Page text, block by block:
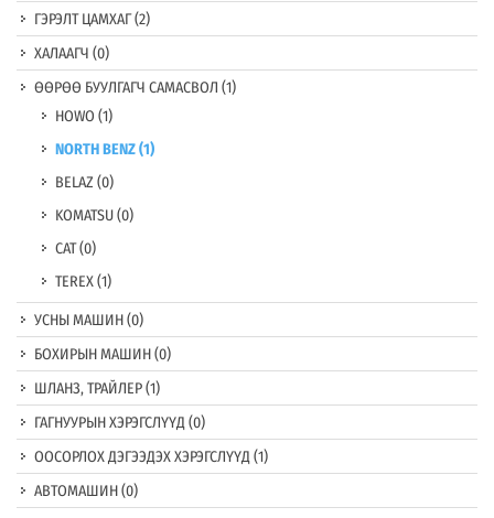
ГЭРЭЛТ ЦАМХАГ(2)
ХАЛААГЧ (0)
ӨӨРӨӨ БУУЛГАГЧ САМАСВОЛ (1)
HOWO (1)
NORTH BENZ(1)
BELAZ (0)
KOMATSU(0)
CAT(0)
TEREX(1)
УСНЫ МАШИН(0)
БОХИРЫН МАШИН(0)
ШЛАНЗ, ТРАЙЛЕР(1)
ГАГНУУРЫН ХЭРЭГСЛҮҮД(0)
ООСОРЛОХ ДЭГЭЭДЭХ ХЭРЭГСЛҮҮД(1)
АВТОМАШИН(0)